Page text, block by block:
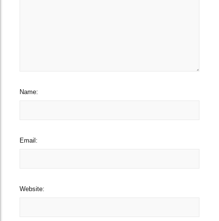
Name:
Email:
Website: